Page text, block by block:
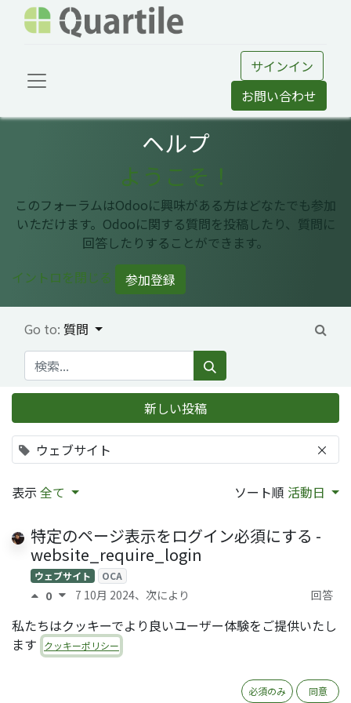
サインイン
お問い合わせ
ヘルプ
ようこそ！
このフォーラムはOdooに興味がある方はどなたでも参加
いただけます。Odooに関する質問を投稿したり、質問に
回答したりすることができます。
イントロを閉じる
参加登録
Go to: 質問
ウェブサイト ×
新しい投稿
表示 全て ソート順 活動日
特定のページ表示をログイン必須にする -
website_require_login
ウェブサイト OCA
0 7 10月 2024、次により
回答
OdooへのYoutube貼り付けについて
様 2 回答
私たちはクッキーでより良いユーザー体験をご提供いたし
ます
クッキーポリシー
必須のみ 同意